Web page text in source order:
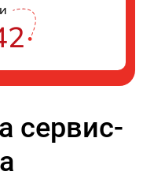
сервис-